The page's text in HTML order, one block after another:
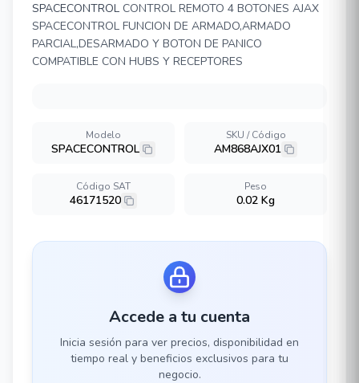
SPACECONTROL CONTROL REMOTO 4 BOTONES AJAX
SPACECONTROL FUNCION DE ARMADO,ARMADO
PARCIAL,DESARMADO Y BOTON DE PANICO
COMPATIBLE CON HUBS Y RECEPTORES
Modelo
SPACECONTROL
SKU / Código
AM868AJX01
Código SAT
46171520
Peso
0.02 Kg
Accede a tu cuenta
Inicia sesión para ver precios, disponibilidad en
tiempo real y beneficios exclusivos para tu
negocio.